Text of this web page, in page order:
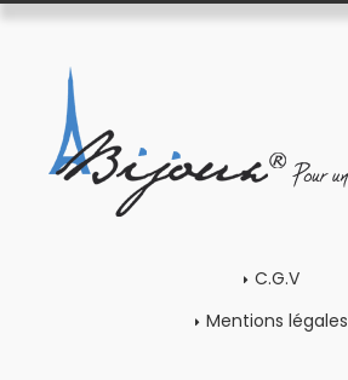
C.G.V
Mentions légales